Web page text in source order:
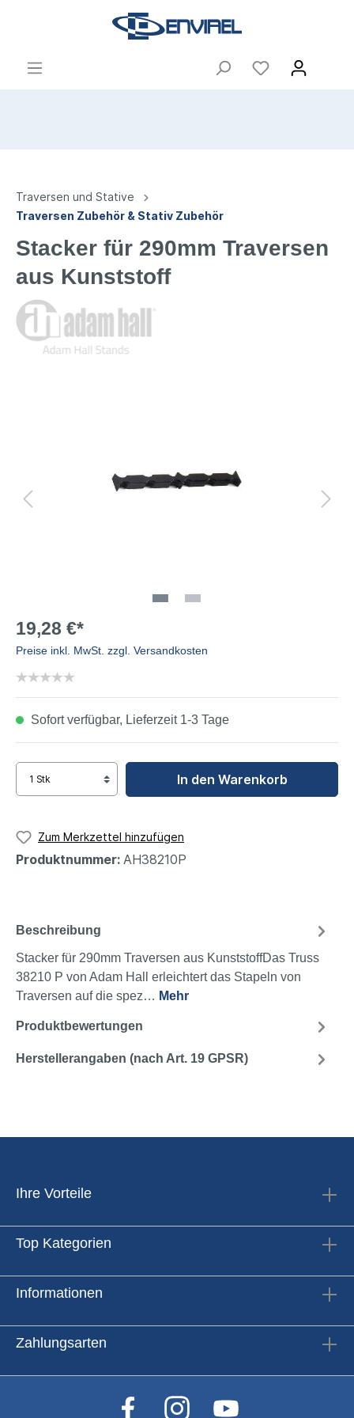
Traversen und Stative
Traversen Zubehör & Stativ Zubehör
Stacker für 290mm Traversen
aus Kunststoff
19,28 €*
Preise inkl. MwSt. zzgl. Versandkosten
Sofort verfügbar, Lieferzeit 1-3 Tage
In den Warenkorb
Zum Merkzettel hinzufügen
Produktnummer: AH38210P
Beschreibung
Stacker für 290mm Traversen aus KunststoffDas Truss
38210 P von Adam Hall erleichtert das Stapeln von
Traversen auf die spez… Mehr
Produktbewertungen
Herstellerangaben (nach Art. 19 GPSR)
Ihre Vorteile
Top Kategorien
Informationen
Zahlungsarten